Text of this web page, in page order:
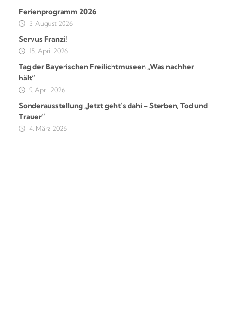
Ferienprogramm 2026
3. August 2026
Servus Franzi!
15. April 2026
Tag der Bayerischen Freilichtmuseen „Was nachher
hält“
9. April 2026
Sonderausstellung „Jetzt geht’s dahi – Sterben, Tod und
Trauer“
4. März 2026